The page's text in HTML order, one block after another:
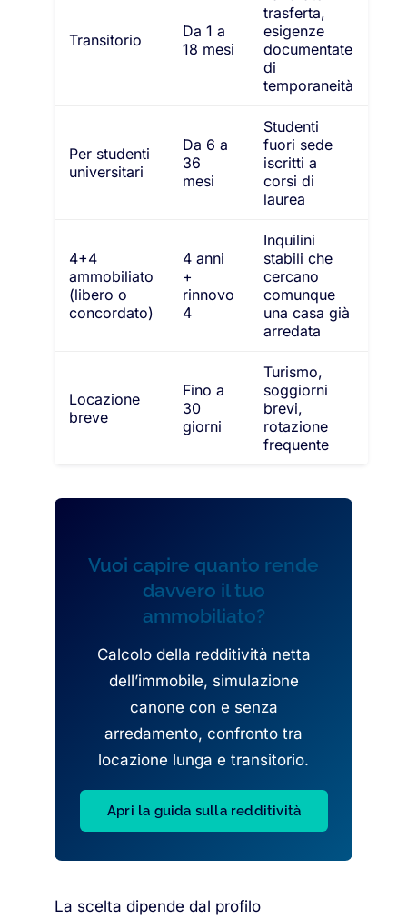
Transitorio
Da 1 a
18 mesi
trasferta,
esigenze
documentate
di
temporaneità
Per studenti
universitari
Da 6 a
36
mesi
Studenti
fuori sede
iscritti a
corsi di
laurea
4+4
ammobiliato
(libero o
concordato)
4 anni
+
rinnovo
4
Inquilini
stabili che
cercano
comunque
una casa già
arredata
Locazione
breve
Fino a
30
giorni
Turismo,
soggiorni
brevi,
rotazione
frequente
Vuoi capire quanto rende
davvero il tuo
ammobiliato?
Calcolo della redditività netta
dell’immobile, simulazione
canone con e senza
arredamento, confronto tra
locazione lunga e transitorio.
Apri la guida sulla redditività
La scelta dipende dal profilo